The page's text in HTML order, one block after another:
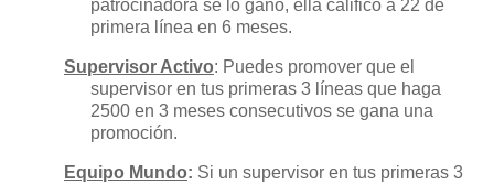
patrocinadora se lo ganó, ella califico a 22 de
primera línea en 6 meses.
Supervisor Activo: Puedes promover que el
supervisor en tus primeras 3 líneas que haga
2500 en 3 meses consecutivos se gana una
promoción.
Equipo Mundo: Si un supervisor en tus primeras 3